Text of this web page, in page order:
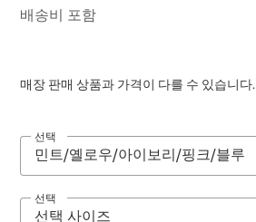
배송비 포함
매장 판매 상품과 가격이 다를 수 있습니다.
선택
선택